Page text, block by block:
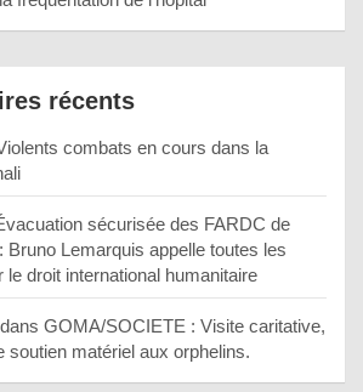
récents
combats en cours dans la
sécurisée des FARDC de
Lemarquis appelle toutes les
le droit international humanitaire
dans GOMA/SOCIETE : Visite caritative,
soutien matériel aux orphelins.